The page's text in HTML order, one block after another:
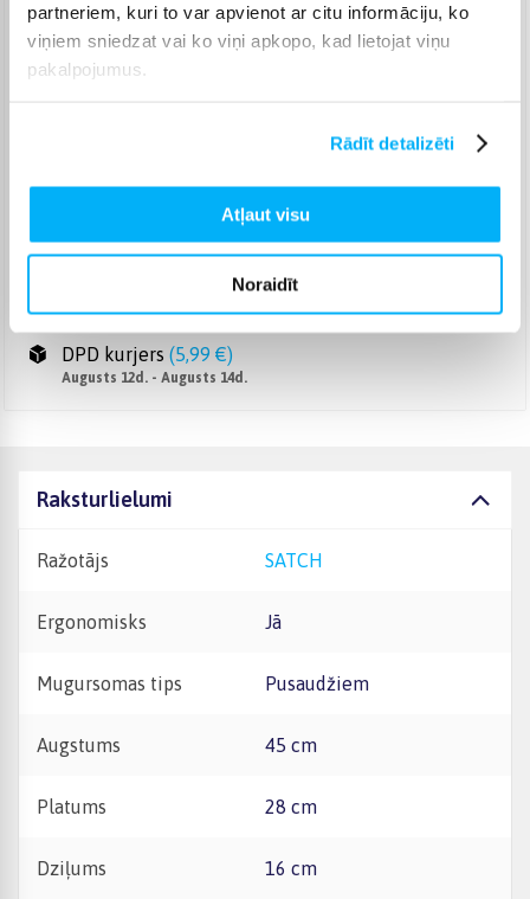
partneriem, kuri to var apvienot ar citu informāciju, ko
viņiem sniedzat vai ko viņi apkopo, kad lietojat viņu
pakalpojumus.
Rādīt detalizēti
Atļaut visu
Noraidīt
Venipak pakomāts 2,99 €
Augusts 12d. - Augusts 14d.
Augusts 12d. - Augusts 14d.
4,99 €)
Augusts 12d. - Augusts 14d.
DPD kurjers (5,99 €)
Augusts 12d. - Augusts 14d.
Raksturlielumi
Ražotājs SATCH
Ergonomisks Jā
Mugursomas tips Pusaudžiem
Augstums 45 cm
Platums 28 cm
Dziļums 16 cm